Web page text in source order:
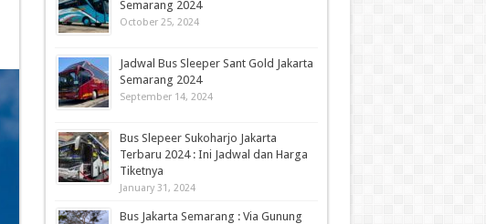
Semarang 2024
October 25, 2024
Jadwal Bus Sleeper Sant Gold Jakarta
Semarang 2024
September 14, 2024
Bus Slepeer Sukoharjo Jakarta
Terbaru 2024 : Ini Jadwal dan Harga
Tiketnya
January 31, 2024
Bus Jakarta Semarang : Via Gunung